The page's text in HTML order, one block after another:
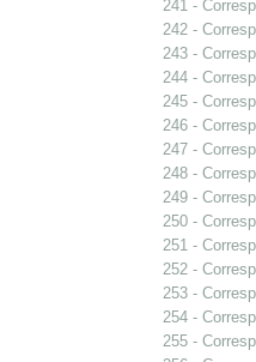
241 -
242 -
243 -
244 -
245 -
246 -
247 -
248 -
249 -
250 -
251 -
252 -
253 -
254 -
255 -